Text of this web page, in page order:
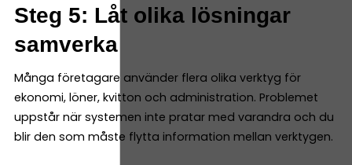
Steg 5: Låt olika lösningar
samverka
Många företagare använder flera olika verktyg för
ekonomi, löner, kvitton och administration. Problemet
uppstår när systemen inte pratar med varandra och du
blir den som måste flytta information mellan verktygen.